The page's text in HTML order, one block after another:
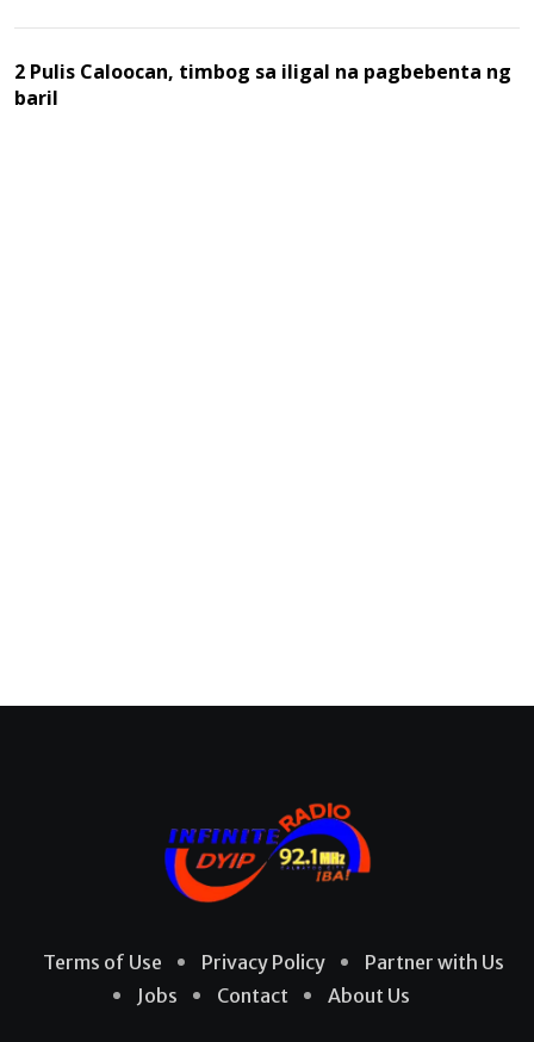
2 Pulis Caloocan, timbog sa iligal na pagbebenta ng
baril
Terms of Use Privacy Policy
Partner with Us
Jobs
Contact About Us